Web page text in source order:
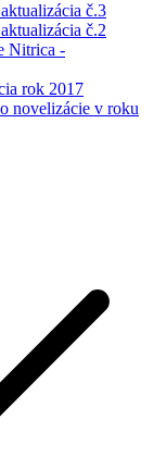
č.3
č.2
Nitrica -
rok 2017
novelizácie v roku